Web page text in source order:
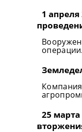
1
операции.
25